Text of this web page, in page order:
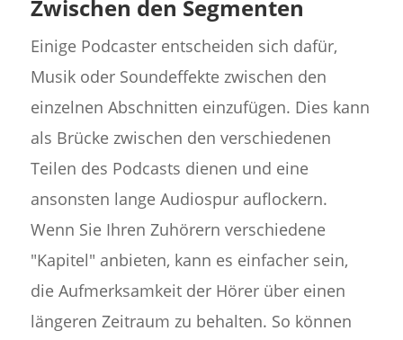
Zwischen den Segmenten
Einige Podcaster entscheiden sich dafür,
Musik oder Soundeffekte zwischen den
einzelnen Abschnitten einzufügen. Dies kann
als Brücke zwischen den verschiedenen
Teilen des Podcasts dienen und eine
ansonsten lange Audiospur auflockern.
Wenn Sie Ihren Zuhörern verschiedene
"Kapitel" anbieten, kann es einfacher sein,
die Aufmerksamkeit der Hörer über einen
längeren Zeitraum zu behalten. So können